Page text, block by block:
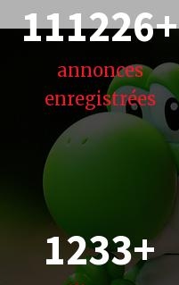
111226+
annonces
enregistrées
1233+